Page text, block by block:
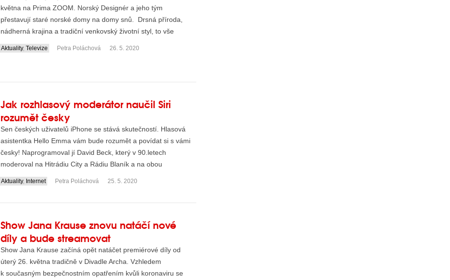
května na Prima ZOOM. Norský Designér a jeho tým
přestavují staré norské domy na domy snů. Drsná příroda,
nádherná krajina a tradiční venkovský životní styl, to vše
nabídn...
Aktuality,Televize Petra Poláchová 26. 5. 2020
Jak rozhlasový moderátor naučil Siri
rozumět česky
Sen českých uživatelů iPhone se stává skutečností. Hlasová
asistentka Hello Emma vám bude rozumět a povídat si s vámi
česky! Naprogramoval jí David Beck, který v 90.letech
moderoval na Hitrádiu City a Rádiu Blaník a na obou
stanicích...
Aktuality, Internet Petra Poláchová 25. 5. 2020
Show Jana Krause znovu natáčí nové
díly a bude streamovat
Show Jana Krause začíná opět natáčet premiérové díly od
úterý 26. května tradičně v Divadle Archa. Vzhledem
k současným bezpečnostním opatřením kvůli koronaviru se